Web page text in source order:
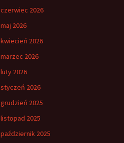
czerwiec 2026
maj 2026
kwiecień 2026
marzec 2026
luty 2026
styczeń 2026
grudzień 2025
listopad 2025
październik 2025